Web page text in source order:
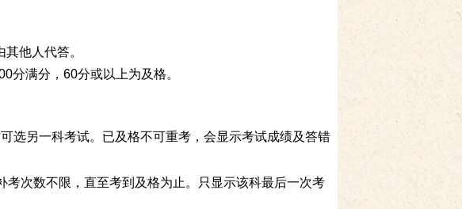
他人代答。
分满分，60分或以上为及格。
选另一科考试。已及格不可重考，会显示考试成绩及答错
考次数不限，直至考到及格为止。只显示该科最后一次考